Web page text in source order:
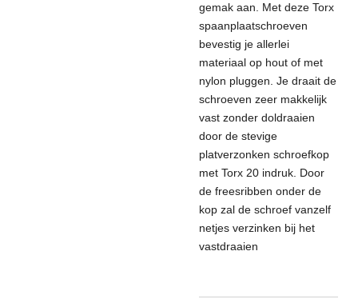
gemak aan. Met deze Torx
spaanplaatschroeven
bevestig je allerlei
materiaal op hout of met
nylon pluggen. Je draait de
schroeven zeer makkelijk
vast zonder doldraaien
door de stevige
platverzonken schroefkop
met Torx 20 indruk. Door
de freesribben onder de
kop zal de schroef vanzelf
netjes verzinken bij het
vastdraaien